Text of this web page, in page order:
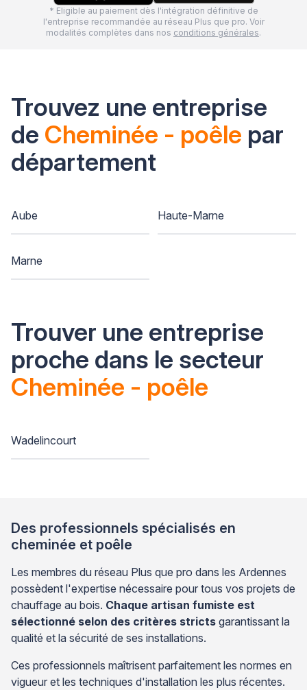
* Eligible au paiement dès l'intégration définitive de
l'entreprise recommandée au réseau Plus que pro. Voir
modalités complètes dans nos conditions générales.
Trouvez une entreprise
de Cheminée - poêle par
département
Aube Haute-Marne
Marne
Trouver une entreprise
proche dans le secteur
Cheminée - poêle
Wadelincourt
Des professionnels spécialisés en
cheminée et poêle
Les membres du réseau Plus que pro dans les Ardennes
possèdent l'expertise nécessaire pour tous vos projets de
chauffage au bois. Chaque artisan fumiste est
sélectionné selon des critères stricts garantissant la
qualité et la sécurité de ses installations.
Ces professionnels maîtrisent parfaitement les normes en
vigueur et les techniques d'installation les plus récentes.